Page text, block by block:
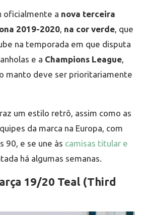
oficialmente a nova terceira
2019-2020, na cor verde, que
na temporada em que disputa
e a Champions League,
manto deve ser prioritariamente
um estilo retrô, assim como as
da marca na Europa, com
90, e se une às camisas titular e
há algumas semanas.
19/20 Teal (Third